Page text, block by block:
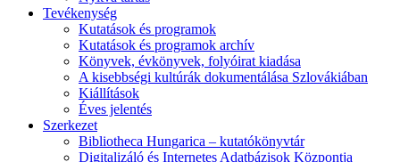
Tevékenység
Kutatások és programok
Kutatások és programok archív
Könyvek, évkönyvek, folyóirat kiadása
A kisebbségi kultúrák dokumentálása Szlovákiában
Kiállítások
Éves jelentés
Szerkezet
Bibliotheca Hungarica – kutatókönyvtár
Digitalizáló és Internetes Adatbázisok Központja